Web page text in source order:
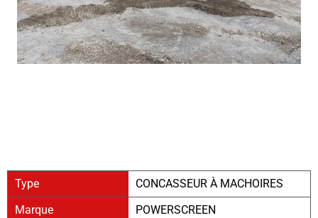
Type
CONCASSEUR À MACHOIRES
Marque
POWERSCREEN